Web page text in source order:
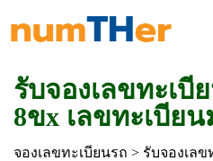
รับจองเลขทะเบี
8ขx เลขทะเบีย
จองเลขทะเบียนรถ > รับจองเลข